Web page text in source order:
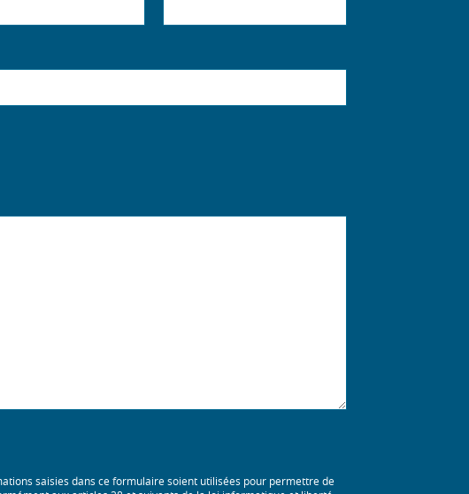
saisies dans ce formulaire soient utilisées pour permettre de